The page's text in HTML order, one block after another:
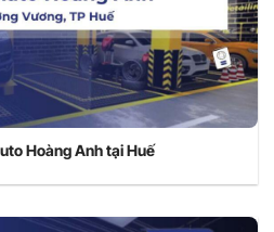
Hoàng Anh tại Huế